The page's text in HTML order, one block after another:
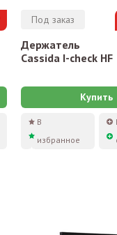
Под заказ
Держатель
Cassida I-check HF
Купить
В
избранное